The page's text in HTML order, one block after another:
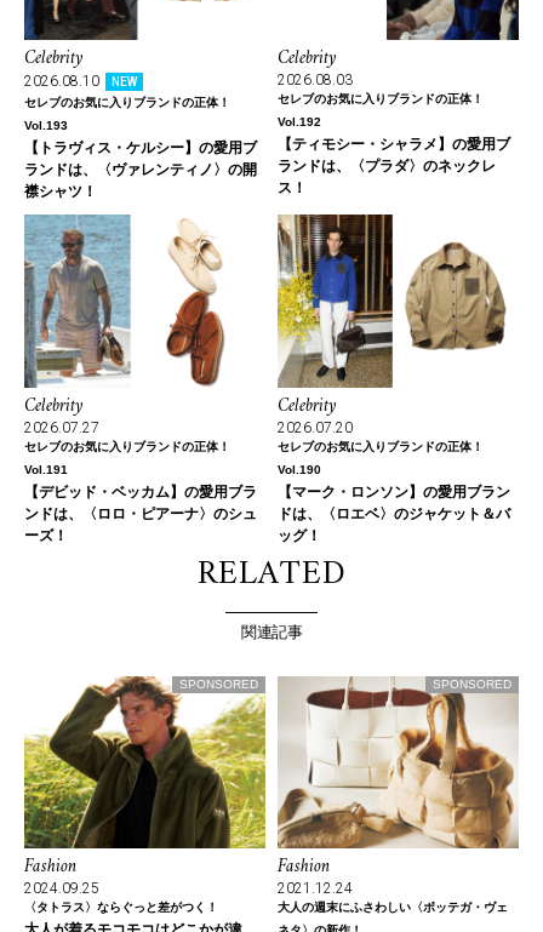
Celebrity
2026.08.10
NEW
セレブのお気に入りブランドの正体！
Vol.193
【トラヴィス・ケルシー】の愛用ブ
ランドは、〈ヴァレンティノ〉の開
襟シャツ！
Celebrity
2026.08.03
セレブのお気に入りブランドの正体！
Vol.192
【ティモシー・シャラメ】の愛用ブ
ランドは、〈プラダ〉のネックレ
ス！
Celebrity
2026.07.27
セレブのお気に入りブランドの正体！
Vol.191
【デビッド・ベッカム】の愛用ブラ
ンドは、〈ロロ・ピアーナ〉のシュ
ーズ！
Celebrity
2026.07.20
セレブのお気に入りブランドの正体！
Vol.190
【マーク・ロンソン】の愛用ブラン
ドは、〈ロエベ〉のジャケット＆バ
ッグ！
RELATED
関連記事
SPONSORED
Fashion
2024.09.25
〈タトラス〉ならぐっと差がつく！
SPONSORED
Fashion
2021.12.24
大人の週末にふさわしい〈ボッテガ・ヴェ